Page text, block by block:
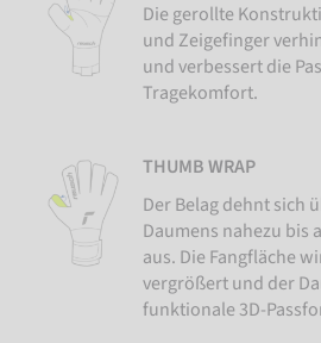
Die gerollte
und Zeigefinger
und verbessert die
Tragekomfort.
THUMB WRAP
Der Belag dehnt sich
Daumens nahezu bis
aus. Die Fangfläche
vergrößert und der
funktionale 3D-